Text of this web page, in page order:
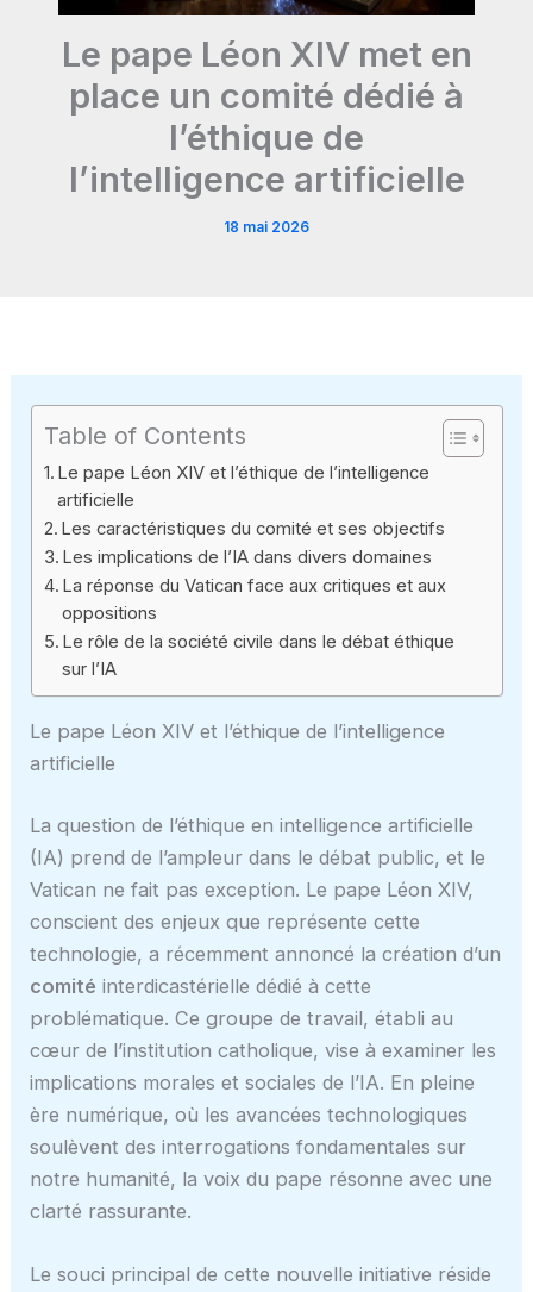
Le pape Léon XIV met en
place un comité dédié à
l’éthique de
l’intelligence artificielle
18 mai 2026
Table of Contents
Le pape Léon XIV et l’éthique de l’intelligence
artificielle
Les caractéristiques du comité et ses objectifs
Les implications de l’IA dans divers domaines
La réponse du Vatican face aux critiques et aux
oppositions
Le rôle de la société civile dans le débat éthique
sur l’IA
Le pape Léon XIV et l’éthique de l’intelligence
artificielle
La question de l’éthique en intelligence artificielle
(IA) prend de l’ampleur dans le débat public, et le
Vatican ne fait pas exception. Le pape Léon XIV,
conscient des enjeux que représente cette
technologie, a récemment annoncé la création d’un
comité interdicastérielle dédié à cette
problématique. Ce groupe de travail, établi au
cœur de l’institution catholique, vise à examiner les
implications morales et sociales de l’IA. En pleine
ère numérique, où les avancées technologiques
soulèvent des interrogations fondamentales sur
notre humanité, la voix du pape résonne avec une
clarté rassurante.
Le souci principal de cette nouvelle initiative réside